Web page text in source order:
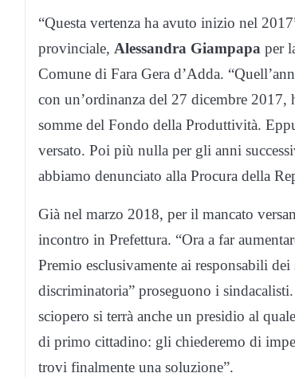
“Questa vertenza ha avuto inizio nel
provinciale, Alessandra Giampapa per
Comune di Fara Gera d’Adda.
con un’ordinanza del 27 dicembre 2017,
somme del Fondo della Produttività.
versato. Poi più nulla per gli anni
abbiamo denunciato alla Procura della
Già nel marzo 2018, per il mancato
incontro in Prefettura. “Ora a far
Premio esclusivamente ai responsabili
discriminatoria” proseguono i
sciopero si terrà anche un presidio al
di primo cittadino: gli chiederemo di
trovi finalmente una soluzione”.